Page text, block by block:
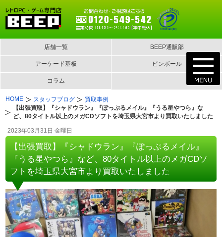
店舗一覧 BEEP通販部
アーケード基板 ピンボール
コラム
HOME スタッフブログ
買取事例
【出張買取】『シャドウラン』『ぽっぷるメイル』『うる星やつら』な
ど、80タイトル以上のメガCDソフトを埼玉県大宮市より買取いたしました
2023年03月31日 金曜日
【出張買取】『シャドウラン』『ぽっぷるメイル』
『うる星やつら』など、80タイトル以上のメガCDソ
フトを埼玉県大宮市より買取いたしました